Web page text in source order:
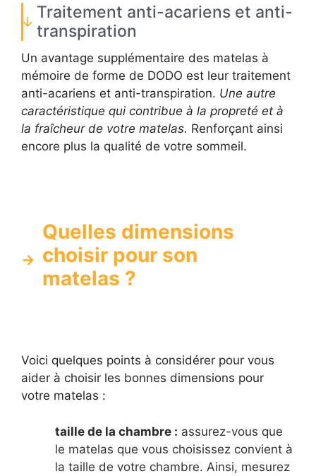
Traitement anti-acariens et anti-
transpiration
Un avantage supplémentaire des matelas à
mémoire de forme de DODO est leur traitement
anti-acariens et anti-transpiration. Une autre
caractéristique qui contribue à la propreté et à
la fraîcheur de votre matelas. Renforçant ainsi
encore plus la qualité de votre sommeil.
Quelles dimensions
choisir pour son
matelas ?
Voici quelques points à considérer pour vous
aider à choisir les bonnes dimensions pour
votre matelas :
taille de la chambre : assurez-vous que
le matelas que vous choisissez convient à
la taille de votre chambre. Ainsi, mesurez